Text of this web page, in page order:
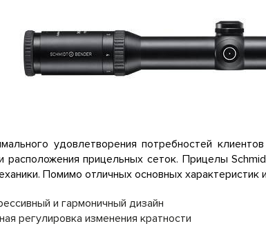
удовлетворения потребностей
расположения прицельных сеток. Прицелы
Помимо отличных основных
и гармоничный дизайн
регулировка изменения кратности